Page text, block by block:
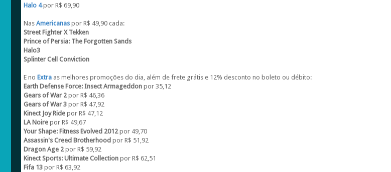
Halo 4por R$ 69,90
Nas Americanas por R$ 49,90 cada:
Street Fighter X Tekken
Prince of Persia: The Forgotten Sands
Halo3
Splinter Cell Conviction
E no Extra as melhores promoções do dia, além de frete grátis e 12% desconto no boleto ou débito:
Earth Defense Force: Insect Armageddon por 35,12
Gears of War 2por R$ 46,36
Gears of War 3 por R$ 47,92
Kinect Joy Ride por R$ 47,12
LA Noire por R$ 49,67
Your Shape: Fitness Evolved 2012por 49,70
Assassin's Creed Brotherhood por R$ 51,92
Dragon Age 2por R$ 59,92
Kinect Sports: Ultimate Collection por R$ 62,51
Fifa 13 por R$ 63,92